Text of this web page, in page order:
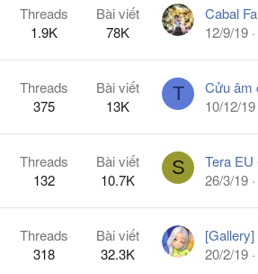
Threads
1.9K
Bài viết
78K
12/9/19
Threads
375
Bài viết
13K
T
10/12/19
Threads
132
Bài viết
10.7K
S
26/3/19
Threads
318
Bài viết
32.3K
20/2/19